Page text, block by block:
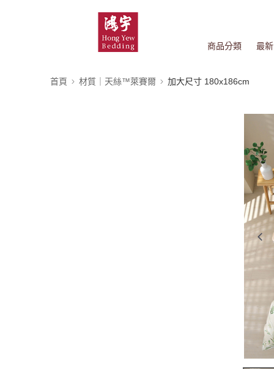
商品分類 最
首頁 材質｜天絲™萊賽爾 加大尺寸 180x186cm